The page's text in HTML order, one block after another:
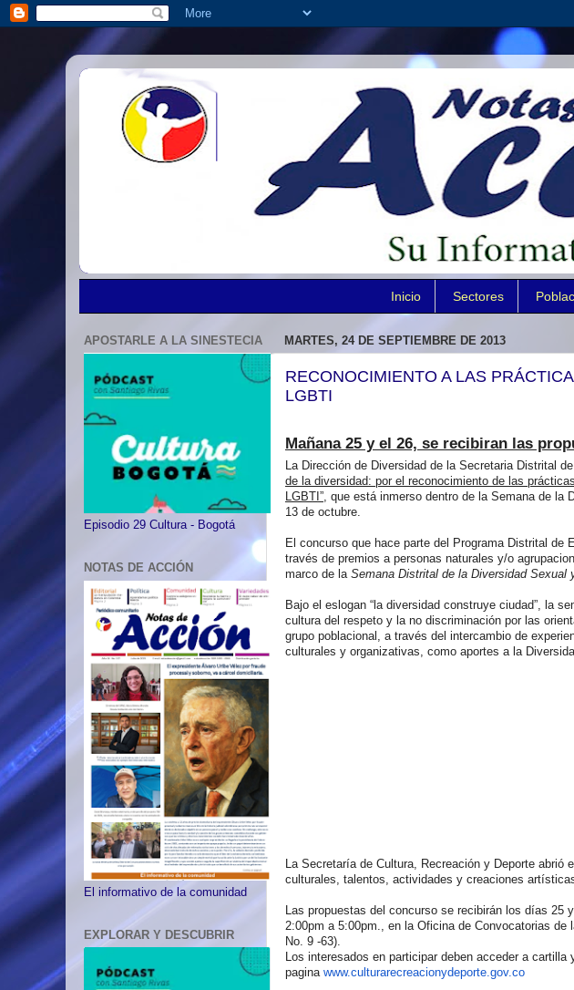
Inicio Sectores
MARTES, 24 DE SEPTIEMBRE DE 2013
RECONOCIMIENTO A LAS
LGBTI
Mañana 25 y el 26, se recibiran las
La Dirección de Diversidad de la Secretaria Distrital
de la diversidad: por el reconocimiento de las
LGBTI”, que está inmerso dentro de la Semana de la
13 de octubre.
El concurso que hace parte del Programa Distrital
través de premios a personas naturales y/o
marco de la Semana Distrital de la Diversidad Sexual
Bajo el eslogan “la diversidad construye ciudad”, la
cultura del respeto y la no discriminación por las
grupo poblacional, a través del intercambio de
culturales y organizativas, como aportes a la
La Secretaría de Cultura, Recreación y Deporte
culturales, talentos, actividades y creaciones
Las propuestas del concurso se recibirán los días 25
2:00pm a 5:00pm., en la Oficina de Convocatorias
No. 9 -63).
Los interesados en participar deben acceder a
pagina www.culturarecreacionydeporte.gov.co
APOSTARLE A LA SINESTECIA
Episodio 29 Cultura - Bogotá
NOTAS DE ACCIÓN
El informativo de la comunidad
EXPLORAR Y DESCUBRIR